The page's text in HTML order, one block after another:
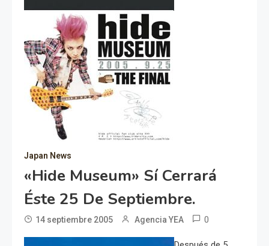
Japan News
«hide Museum» Sí Cerrará
Éste 25 De Septiembre.
14 septiembre 2005 Agencia YEA 0